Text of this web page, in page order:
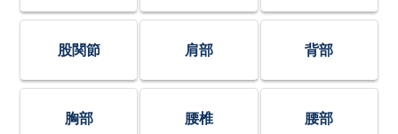
股関節 肩部 背部
胸部 腰椎 腰部